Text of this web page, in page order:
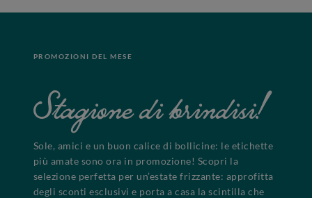
PROMOZIONI DEL MESE
Stagione di brindisi!
Sole, amici e un buon calice di bollicine: le etichette
più amate sono ora in promozione! Scopri la
selezione perfetta per un’estate frizzante: approfitta
degli sconti esclusivi e porta a casa la scintilla che